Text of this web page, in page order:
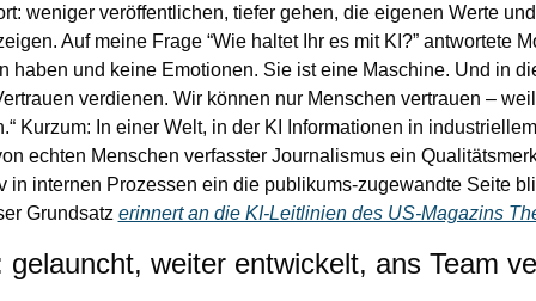
weniger veröffentlichen, tiefer gehen, die eigenen Werte
Auf meine Frage “Wie haltet Ihr es mit KI?” antwortete
haben und keine Emotionen. Sie ist eine Maschine. Und in
verdienen. Wir können nur Menschen vertrauen –
Kurzum: In einer Welt, in der KI Informationen in
echten Menschen verfasster Journalismus ein
in internen Prozessen ein die publikums-zugewandte Seite
Grundsatz erinnert an die KI-Leitlinien des US-Magazins
gelauncht, weiter entwickelt, ans Team